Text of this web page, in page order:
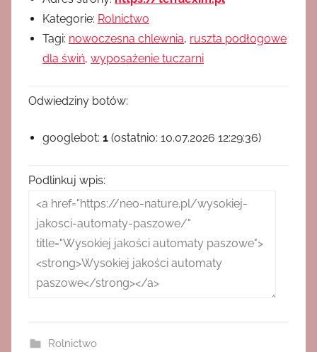
Kategorie: Rolnictwo
Tagi: nowoczesna chlewnia, ruszta podłogowe
dla świń, wyposażenie tuczarni
Odwiedziny botów:
googlebot: 1 (ostatnio: 10.07.2026 12:29:36)
Podlinkuj wpis:
Rolnictwo